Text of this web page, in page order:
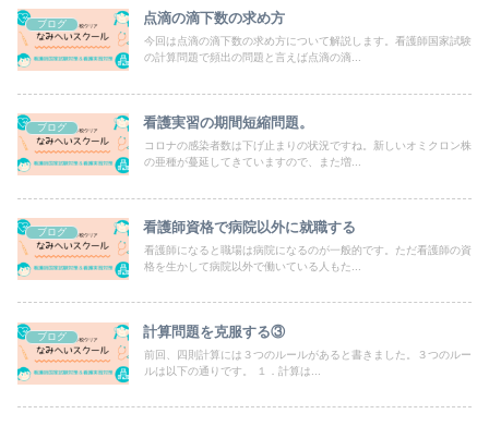
ブログ 点滴の滴下数の求め方
今回は点滴の滴下数の求め方について解説します。看護師国家試験
の計算問題で頻出の問題と言えば点滴の滴...
ブログ 看護実習の期間短縮問題。
コロナの感染者数は下げ止まりの状況ですね。新しいオミクロン株
の亜種が蔓延してきていますので、また増...
ブログ 看護師資格で病院以外に就職する
看護師になると職場は病院になるのが一般的です。ただ看護師の資
格を生かして病院以外で働いている人もた...
ブログ 計算問題を克服する③
前回、四則計算には３つのルールがあると書きました。３つのルー
ルは以下の通りです。 １．計算は...